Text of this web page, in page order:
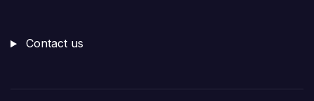
Contact us